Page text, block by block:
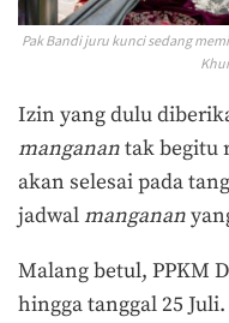
Pak Bandi juru kunci sedang
Izin yang dulu
manganantak begitu
akan selesai pada
jadwalmanganan
Malang betul, PPKM
hingga tanggal 25